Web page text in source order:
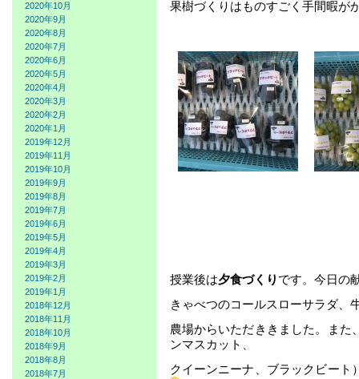
2020年10月
2020年9月
2020年8月
2020年7月
2020年6月
2020年5月
2020年4月
2020年3月
2020年2月
2020年1月
2019年12月
2019年11月
2019年10月
2019年9月
2019年8月
2019年7月
2019年6月
2019年5月
2019年4月
2019年3月
2019年2月
2019年1月
2018年12月
2018年11月
2018年10月
2018年9月
2018年8月
2018年7月
果樹づくりはものすごく手間暇が
授業後は夕食づくり です。今日の
きゃべつのコールスローサラダ、
農場からいただききました。また
ンマスカット、
クイーンニーナ、ブラックビート